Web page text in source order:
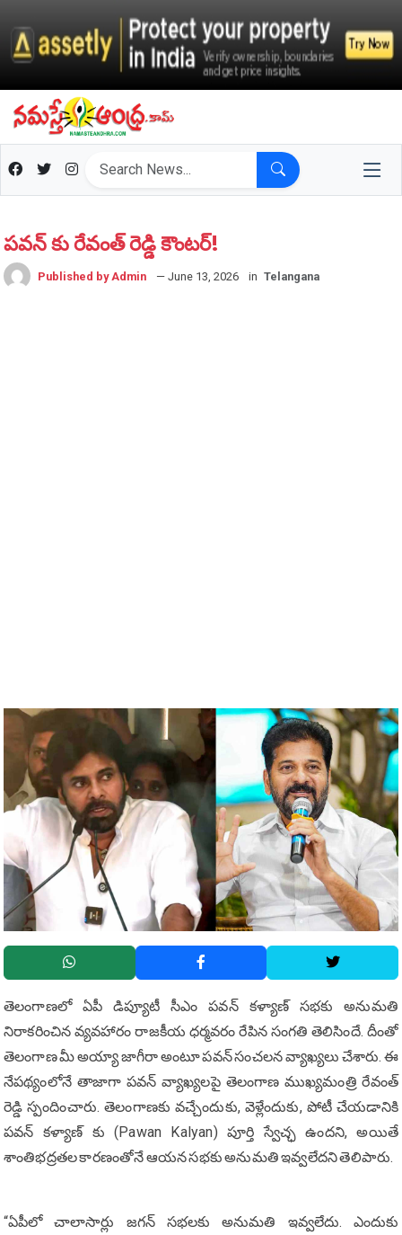
పవన్ కు రేవంత్ రెడ్డి కౌంటర్!
Published by Admin — June 13, 2026 in Telangana
తెలంగాణలో ఏపీ డిప్యూటీ సీఎం పవన్ కళ్యాణ్ సభకు అనుమతి
నిరాకరించిన వ్యవహారం రాజకీయ ధర్మవరం రేపిన సంగతి తెలిసిందే. దీంతో
తెలంగాణ మీ అయ్యా జాగీరా అంటూ పవన్ సంచలన వ్యాఖ్యలు చేశారు. ఈ
నేపథ్యంలోనే తాజాగా పవన్ వ్యాఖ్యలపై తెలంగాణ ముఖ్యమంత్రి రేవంత్
రెడ్డి స్పందించారు. తెలంగాణకు వచ్చేందుకు, వెళ్లేందుకు, పోటీ చేయడానికి
పవన్ కళ్యాణ్ కు (Pawan Kalyan) పూర్తి స్వేచ్ఛ ఉందని, అయితే
శాంతిభద్రతల కారణంతోనే ఆయన సభకు అనుమతి ఇవ్వలేదని తెలిపారు.
“ఏపీలో చాలాసార్లు జగన్ సభలకు అనుమతి ఇవ్వలేదు. ఎందుకు